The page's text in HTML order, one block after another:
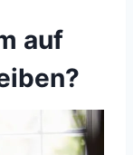
auf